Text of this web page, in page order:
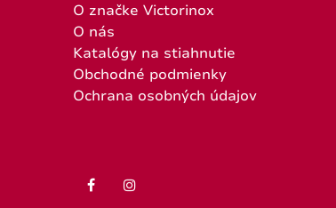
O značke Victorinox
O nás
Katalógy na stiahnutie
Obchodné podmienky
Ochrana osobných údajov